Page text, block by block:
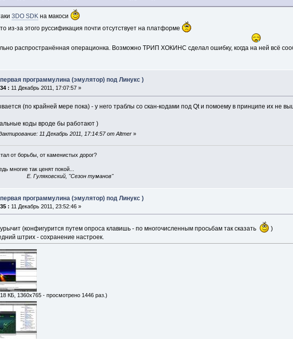
3DO SDK на макоси
из-за этого руссификация почти отсутствует на платформе
распространённая операционка. Возможно ТРИП ХОКИНС сделал ошибку, когда на ней всё
программулина (эмулятор) под Линукс )
: 11 Декабрь 2011, 17:07:57 »
(по крайней мере пока) - у него траблы со скан-кодами под Qt и помоему в принципе их не
коды вроде бы работают )
11 Декабрь 2011, 17:14:57 от Altmer »
от борьбы, от каменистых дорог?
многие так ценят покой...
E. Гуляковский, "Сезон туманов"
программулина (эмулятор) под Линукс )
: 11 Декабрь 2011, 23:52:46 »
(конфигурится путем опроса клавишь - по многочисленным просьбам так сказать
)
штрих - сохранение настроек.
КБ, 1360x765 - просмотрено 1446 раз.)